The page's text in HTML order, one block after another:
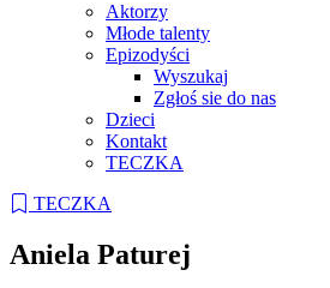
Aktorzy
Młode talenty
Epizodyści
Wyszukaj
Zgłoś sie do nas
Dzieci
Kontakt
TECZKA
TECZKA
Aniela Paturej